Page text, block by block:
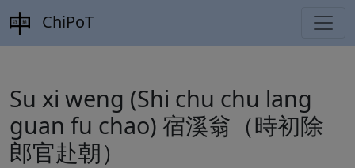
ChiPoT
Su xi weng (Shi chu chu lang
guan fu chao) 宿溪翁（時初除
郎官赴朝）